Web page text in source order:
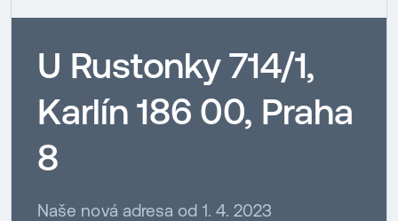
U Rustonky 714/1,
Karlín 186 00, Praha
8
Naše nová adresa od 1. 4. 2023